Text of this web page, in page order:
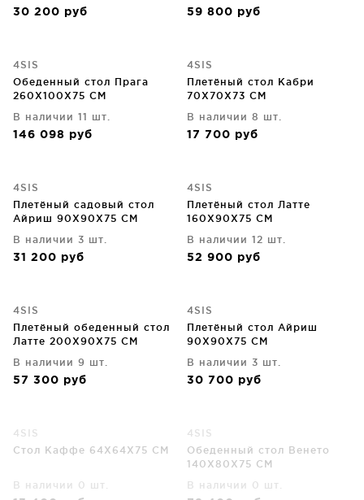
30 200 руб 59 800 руб
4SIS
Обеденный стол Прага
260X100X75 CM
В наличии 11 шт.
146 098 руб
4SIS
Плетёный стол Кабри
70X70X73 CM
В наличии 8 шт.
17 700 руб
4SIS
Плетёный садовый стол
Айриш 90X90X75 CM
В наличии 3 шт.
31 200 руб
4SIS
Плетёный стол Латте
160X90X75 CM
В наличии 12 шт.
52 900 руб
4SIS
Плетёный обеденный стол
Латте 200X90X75 CM
В наличии 9 шт.
57 300 руб
4SIS
Плетёный стол Айриш
90X90X75 CM
В наличии 3 шт.
30 700 руб
4SIS
Стол Каффе 64X64X75 CM
В наличии 0 шт.
4SIS
Обеденный стол Венето
140X80X75 CM
В наличии 0 шт.